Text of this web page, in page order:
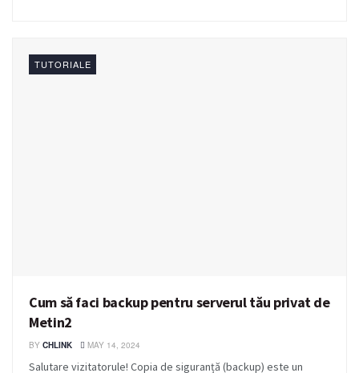
TUTORIALE
Cum să faci backup pentru serverul tău privat de
Metin2
BY CHLINK MAY 14, 2024
Salutare vizitatorule! Copia de siguranță (backup) este un